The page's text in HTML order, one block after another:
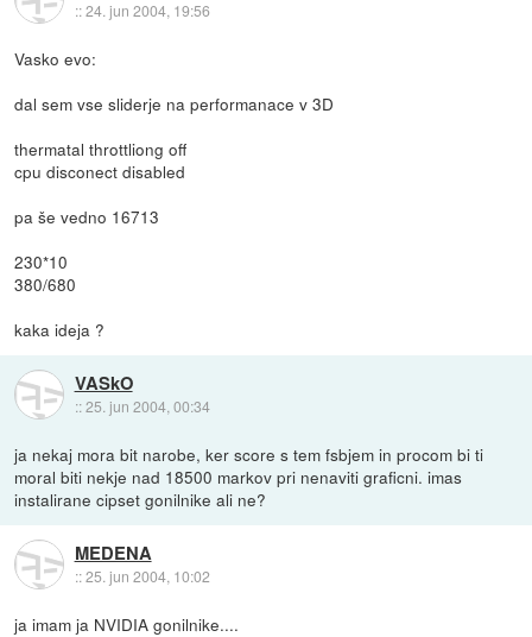
::24. jun 2004, 19:56
Vasko evo:
dal sem vse sliderje na performanace v 3D
thermatal throttliong off
cpu disconect disabled
pa še vedno 16713
230*10
380/680
kaka ideja ?
VASkO
::25. jun 2004, 00:34
ja nekaj mora bit narobe, ker score s tem fsbjem in procom bi ti
moral biti nekje nad 18500 markov pri nenaviti graficni. imas
instalirane cipset gonilnike ali ne?
MEDENA
::25. jun 2004, 10:02
ja imam ja NVIDIA gonilnike....